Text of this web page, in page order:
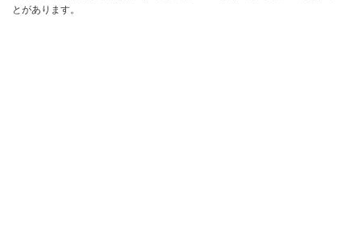
とがあります。